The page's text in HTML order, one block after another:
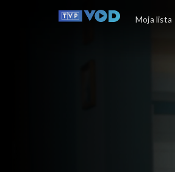
Moja lista